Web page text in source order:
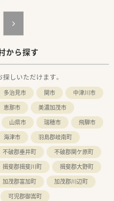
、患者様に寄り添いながら地域医
囲気です。
れる職場です。
から探す
しいただけます。
多治見市 関市
中津川市
恵那市
美濃加茂市
山県市 瑞穂市
飛騨市
海津市
羽島郡岐南町
不破郡垂井町
不破郡関ケ原町
揖斐郡揖斐川町
揖斐郡大野町
加茂郡富加町
加茂郡川辺町
可児郡御嵩町